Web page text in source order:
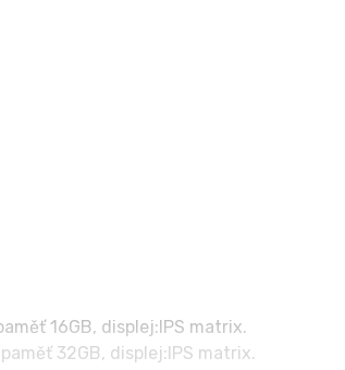
16GB, displej:IPS matrix.
32GB, displej:IPS matrix.